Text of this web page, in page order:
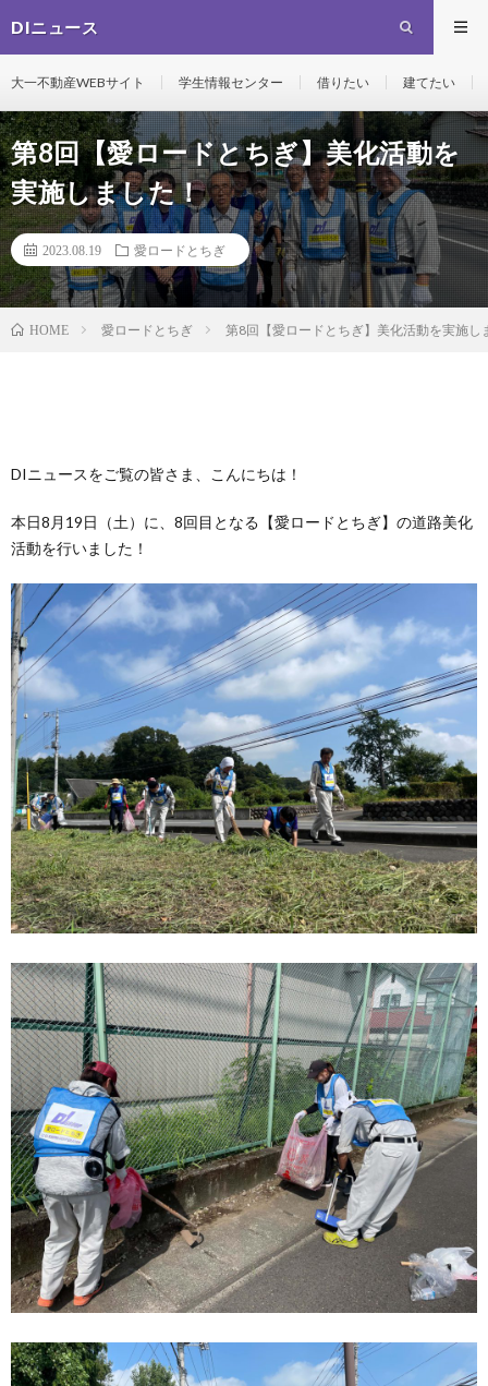
DIニュース
大一不動産WEBサイト 学生情報センター 借りたい 建てたい
第8回【愛ロードとちぎ】美化活動を
実施しました！
2023.08.19 愛ロードとちぎ
HOME 愛ロードとちぎ 第8回【愛ロードとちぎ】美化活動を実施し
DIニュースをご覧の皆さま、こんにちは！
本日8月19日（土）に、8回目となる【愛ロードとちぎ】の道路美化
活動を行いました！